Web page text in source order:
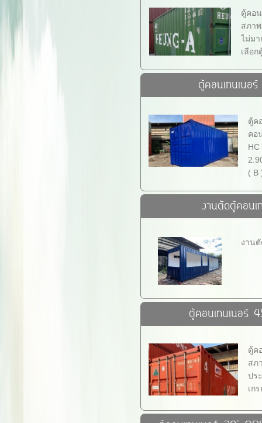
ตู้คอ
สภา
ไม่ม
เลือก
ตู้คอนเทนเนอ
ตู้ค
คอ
( B
งานตัดตู้คอนเ
งาน
ตู้คอนเทนเนอร์
ตู้ค
สภ
ปร
เก